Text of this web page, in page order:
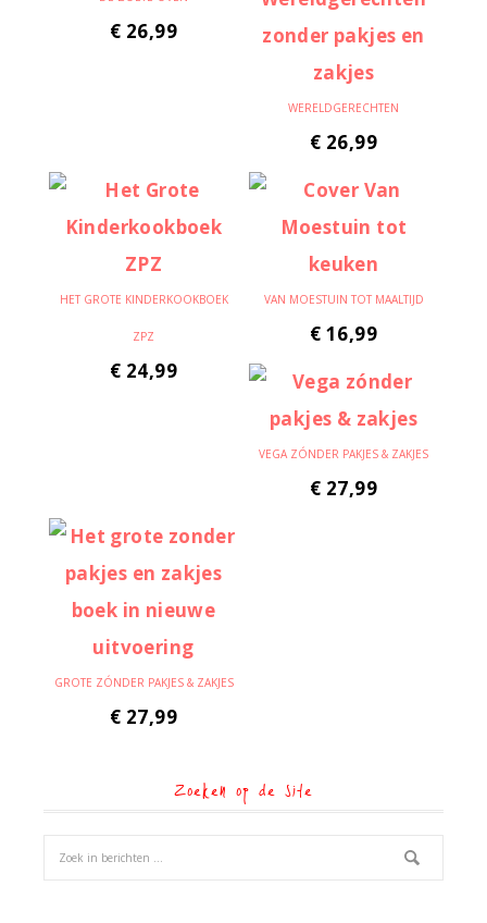
€ 26,99
WERELDGERECHTEN
€ 26,99
HET GROTE KINDERKOOKBOEK
ZPZ
€ 24,99
VAN MOESTUIN TOT MAALTIJD
€ 16,99
VEGA ZÓNDER PAKJES & ZAKJES
€ 27,99
GROTE ZÓNDER PAKJES & ZAKJES
€ 27,99
Zoeken op de site